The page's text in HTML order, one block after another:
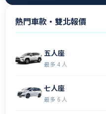
熱門車款・雙北報價
五人座
最多 4 人
七人座
最多 6 人